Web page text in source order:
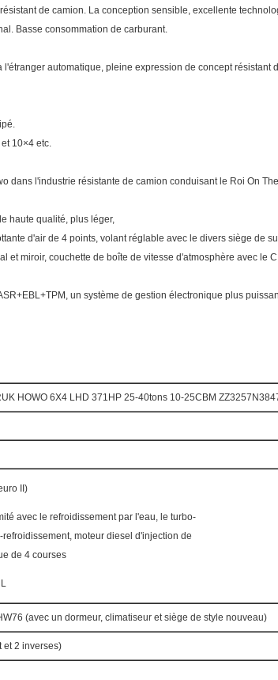
de camion. La conception sensible, excellente
Basse consommation de carburant.
automatique, pleine expression de concept
10×4 etc.
dans l'industrie résistante de camion conduisant le Roi On
haute qualité, plus léger,
d'air de 4 points, volant réglable avec le divers siège de
et miroir, couchette de boîte de vitesse d'atmosphère avec le
un système de gestion électronique plus
HOWO 6X4 LHD 371HP 25-40tons 10-25CBM
II)
avec le refroidissement par l'eau, le turbo-
moteur diesel d'injection de
de 4 courses
(avec un dormeur, climatiseur et siège de style nouveau)
et 2 inverses)